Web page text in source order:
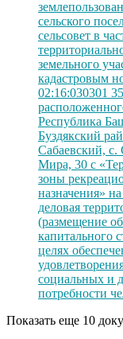
сельского
сельсовет в
земельного
кадастровым
02:16:030301
Республика
Буздякский
Сабаевский, с.
Мира, 30 с
зоны
назначения»
деловая
(размещение
капитального
целях
социальных и
потребности
Показать еще 10